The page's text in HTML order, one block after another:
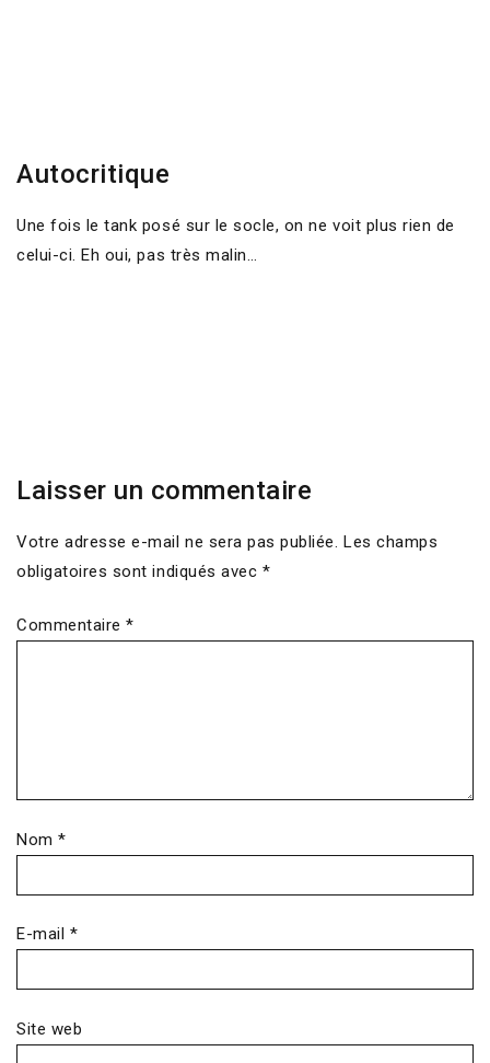
Autocritique
Une fois le tank posé sur le socle, on ne voit plus rien de
celui-ci. Eh oui, pas très malin…
Laisser un commentaire
Votre adresse e-mail ne sera pas publiée. Les champs
obligatoires sont indiqués avec *
Commentaire*
Nom*
E-mail *
Site web